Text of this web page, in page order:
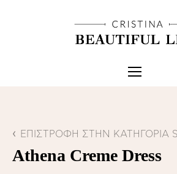
ΕΠΙΣΤΡΟΦΗ ΣΤΗΝ ΚΑΤΗΓΟΡΙΑ
Athena Creme Dress